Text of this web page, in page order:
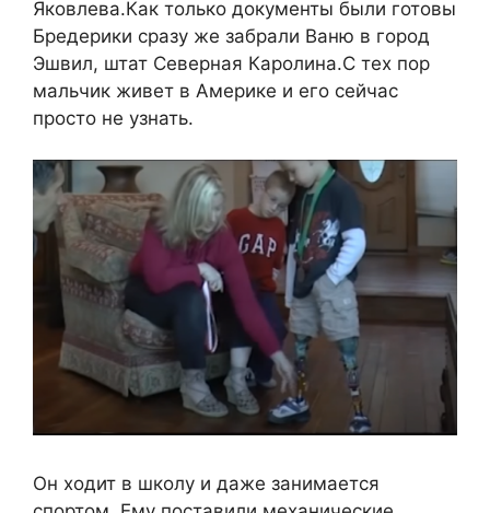
Яковлева.Как только документы были готовы
Бредерики сразу же забрали Ваню в город
Эшвил, штат Северная Каролина.С тех пор
мальчик живет в Америке и его сейчас
просто не узнать.
Он ходит в школу и даже занимается